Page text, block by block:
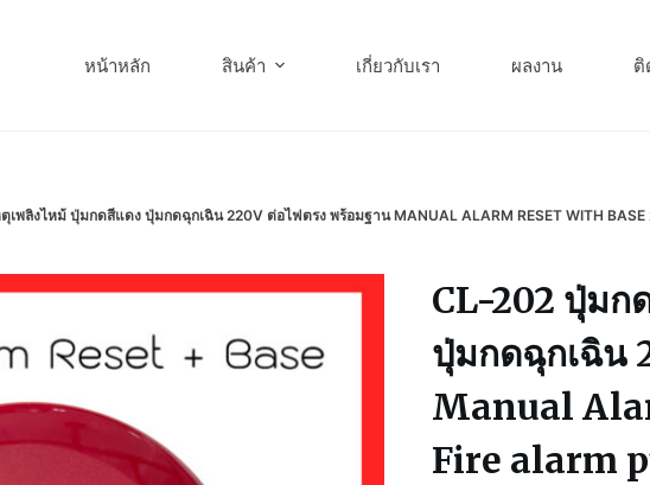
หน้าหลัก สินค้า เกี่ยวกับเรา ผลงาน ติ
เพลิงไหม้ ปุ่มกดสีแดง ปุ่มกดฉุกเฉิน 220V ต่อไฟตรง พร้อมฐาน MANUAL ALARM RESET WITH BASE
CL-202 ปุ่มก
ปุ่มกดฉุกเฉิน
Manual
Fire alarm